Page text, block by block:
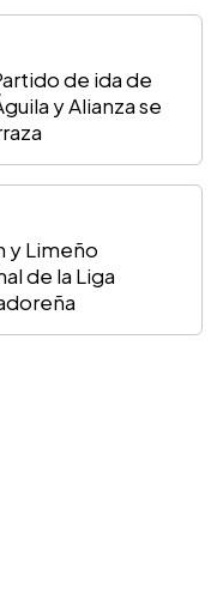
de ida de
y Alianza se
y Limeño
de la Liga